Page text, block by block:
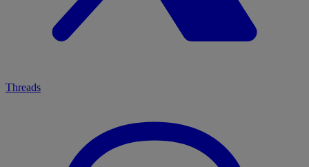
Threads